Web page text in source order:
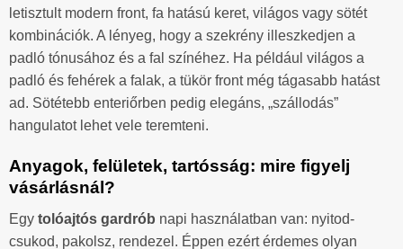
letisztult modern front, fa hatású keret, világos vagy sötét
kombinációk. A lényeg, hogy a szekrény illeszkedjen a
padló tónusához és a fal színéhez. Ha például világos a
padló és fehérek a falak, a tükör front még tágasabb hatást
ad. Sötétebb enteriőrben pedig elegáns, „szállodás”
hangulatot lehet vele teremteni.
Anyagok, felületek, tartósság: mire figyelj
vásárlásnál?
Egy tolóajtós gardrób napi használatban van: nyitod-
csukod, pakolsz, rendezel. Éppen ezért érdemes olyan